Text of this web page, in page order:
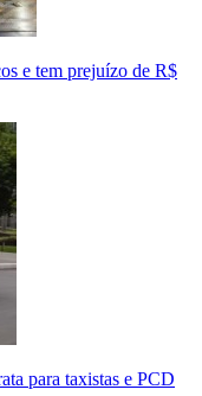
e tem prejuízo de R$
para taxistas e PCD